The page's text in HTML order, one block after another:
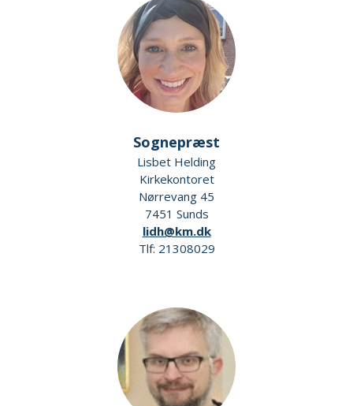
Sognepræst
Lisbet Helding
Kirkekontoret
Nørrevang 45
7451 Sunds
lidh@km.dk
Tlf: 21308029